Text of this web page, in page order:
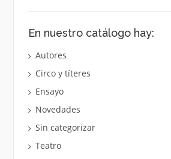
En nuestro catálogo hay:
Autores
Circo y títeres
Ensayo
Novedades
Sin categorizar
Teatro